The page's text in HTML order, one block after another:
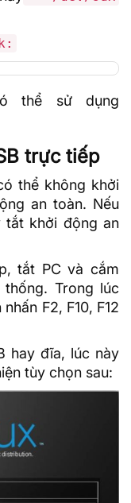
thể sử dụng
trực tiếp
thể không khởi
an toàn. Nếu
tắt khởi động an
tắt PC và cắm
Trong lúc
F2, F10, F12
hay đĩa, lúc này
tùy chọn sau: